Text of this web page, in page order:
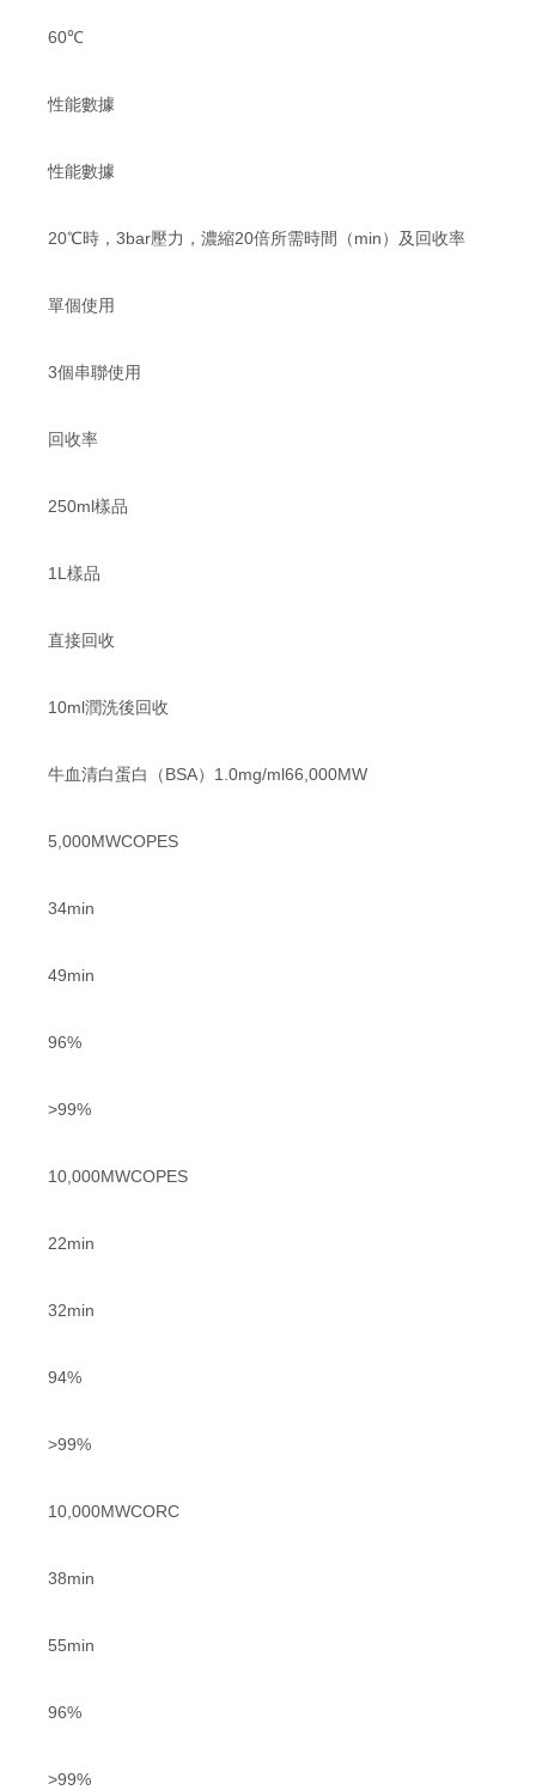
60℃
性能數據
性能數據
20℃時，3bar壓力，濃縮20倍所需時間（min）及回收率
單個使用
3個串聯使用
回收率
250ml樣品
1L樣品
直接回收
10ml潤洗後回收
牛血清白蛋白（BSA）1.0mg/ml66,000MW
5,000MWCOPES
34min
49min
96%
>99%
10,000MWCOPES
22min
32min
94%
>99%
10,000MWCORC
38min
55min
96%
>99%